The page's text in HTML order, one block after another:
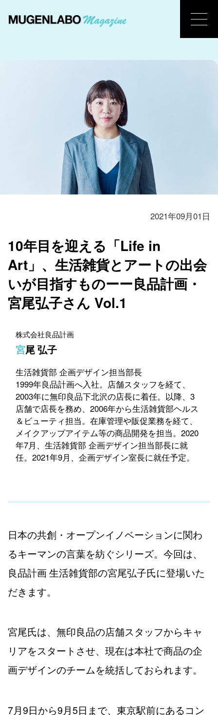
2021年09月01日
10年目を迎える「Life in
Art」、生活雑貨とアートの出会
いが目指すものーー良品計画・
宮尾弘子さん Vol.1
株式会社良品計画
宮尾 弘子
生活雑貨部 企画デザイン担当部長
1999年良品計画へ入社。店舗スタッフを経て、
2003年に無印良品下北沢の店長に着任。以降、3
店舗で店長を務め、2006年から生活雑貨部ヘルス
＆ビューティ担当。在庫管理や販促業務を経て、
メイクアップアイテム等の商品開発を担当。2020
年7月、生活雑貨部 企画デザイン担当部長に就
任。2021年9月、企画デザイン室長に就任予定。
日本の共創・オープンイノベーションに関わ
るキーマンの言葉を紡ぐシリーズ。今回は、
良品計画 生活雑貨部の宮尾弘子氏に登場いた
だきます。
宮尾氏は、無印良品の店舗スタッフからキャ
リアをスタートさせ、現在は本社で商品の企
画デザインのチームを統括しておられます。
7月9日から9月5日まで、東京駅前にあるコン